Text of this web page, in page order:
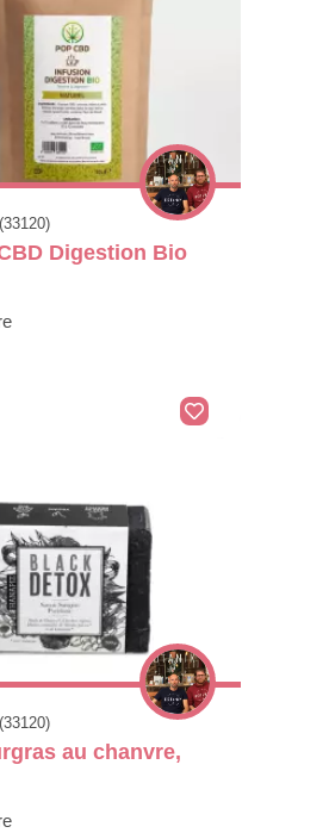
Digestion Bio
au chanvre,